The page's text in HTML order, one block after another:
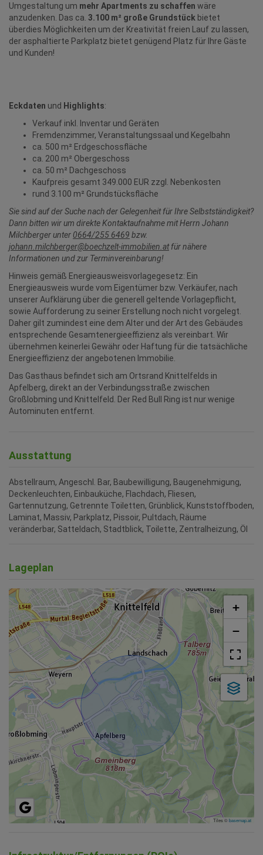
Umgestaltung um mehr Apartments zu schaffen wäre
anzudenken. Das ca. 3.100 m² große Grundstück bietet
überdies Möglichkeiten um der Kreativität freien Lauf zu lassen,
der asphaltierte Parkplatz bietet genügend Platz für Ihre Gäste
und Kunden!
Eckdaten und Highlights:
Verkauf inkl. Inventar und Geräten
Fremdenzimmer, Veranstaltungssaal und Kegelbahn
ca. 500 m² Erdgeschossfläche
ca. 200 m² Obergeschoss
ca. 50 m² Dachgeschoss
Kaufpreis gesamt 349.000 EUR zzgl. Nebenkosten
rund 3.100 m² Grundstücksfläche
Sie sind auf der Suche nach der Gelegenheit für Ihre Selbstständigkeit?
Dann bitten wir um direkte Kontaktaufnahme mit Herrn Johann
Milchberger unter 0664/255 6469 bzw.
johann.milchberger@boechzelt-immobilien.atfür nähere
Informationen und zur Terminvereinbarung!
Hinweis gemäß Energieausweisvorlagegesetz: Ein
Energieausweis wurde vom Eigentümer bzw. Verkäufer, nach
unserer Aufklärung über die generell geltende Vorlagepflicht,
sowie Aufforderung zu seiner Erstellung noch nicht vorgelegt.
Daher gilt zumindest eine dem Alter und der Art des Gebäudes
entsprechende Gesamtenergieeffizienz als vereinbart. Wir
übernehmen keinerlei Gewähr oder Haftung für die tatsächliche
Energieeffizienz der angebotenen Immobilie.
Das Gasthaus befindet sich am Ortsrand Knittelfelds in
Apfelberg, direkt an der Verbindungsstraße zwischen
Großlobming und Knittelfeld. Der Red Bull Ring ist nur wenige
Autominuten entfernt.
Ausstattung
Abstellraum Angeschl. Bar Baubewilligung Baugenehmigung
Deckenleuchten Einbauküche Flachdach Fliesen
Gartennutzung Getrennte Toiletten Grünblick Kunststoffboden
Laminat Massiv Parkplatz Pissoir Pultdach Räume
veränderbar Satteldach Stadtblick Toilette Zentralheizung Öl
Lageplan
+
−
Tiles ©basemap.at